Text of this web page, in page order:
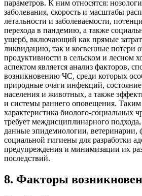
параметров. К ним относятся:
заболевания, скорость и масштабы
летальности и заболеваемости,
перехода в пандемию, а также
ущерб, включающий как прямые
ликвидацию, так и косвенные потери
продуктивности в сельском и лесном
аспектом является анализ факторов,
возникновению ЧС, среди которых
природные очаги инфекций,
населения и животных, а также
и системы раннего оповещения. Таким
характеристика биолого-социальных
требует междисциплинарного
данные эпидемиологии, ветеринарии,
социальной гигиены для разработки
предупреждения и минимизации их
последствий.
8. Факторы